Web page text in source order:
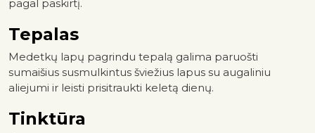
pagal paskirtį.
Tepalas
Medetkų lapų pagrindu tepalą galima paruošti
sumaišius susmulkintus šviežius lapus su augaliniu
aliejumi ir leisti prisitraukti keletą dienų.
Tinktūra